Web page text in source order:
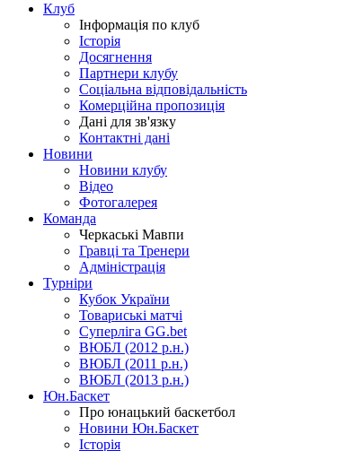
Клуб
Інформація по клуб
Історія
Досягнення
Партнери клубу
Соціальна відповідальність
Комерційна пропозиція
Дані для зв'язку
Контактні дані
Новини
Новини клубу
Відео
Фотогалерея
Команда
Черкаські Мавпи
Гравці та Тренери
Адміністрація
Турніри
Кубок України
Товариські матчі
Суперліга GG.bet
ВЮБЛ (2012 р.н.)
ВЮБЛ (2011 р.н.)
ВЮБЛ (2013 р.н.)
Юн.Баскет
Про юнацький баскетбол
Новини Юн.Баскет
Історія